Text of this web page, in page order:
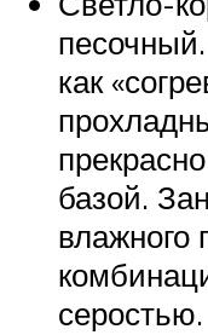
как
базой.
влажного
серостью.